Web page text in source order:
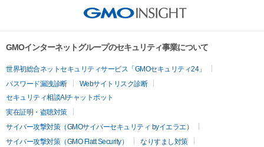
GMOインターネットグループのセキュリティ事業について
世界初総合ネットセキュリティサービス「GMOセキュリティ24」
パスワード漏洩診断
Webサイトリスク診断
セキュリティ相談AIチャットボット
実在証明・盗聴対策
サイバー攻撃対策（GMOサイバーセキュリティ byイエラエ）
サイバー攻撃対策（GMO Flatt Security）
なりすまし対策